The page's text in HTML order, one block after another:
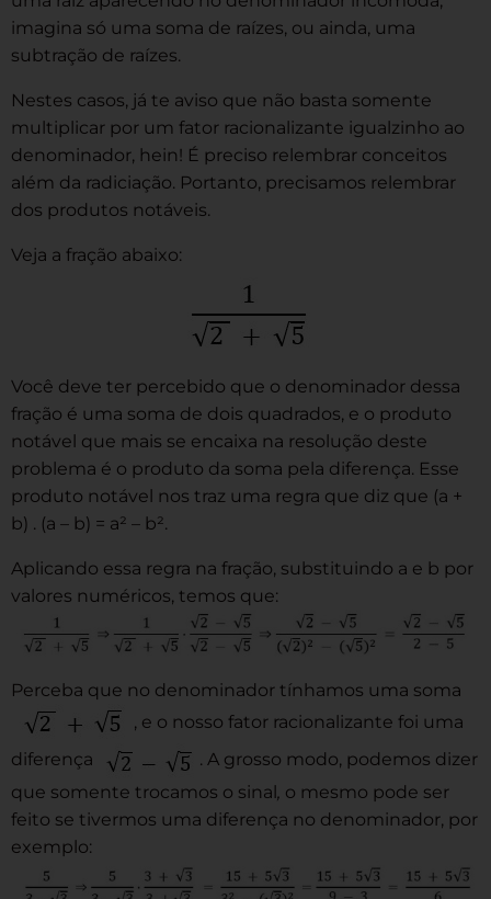
imagina só uma soma de raízes, ou ainda, uma
subtração de raízes.
Nestes casos, já te aviso que não basta somente
multiplicar por um fator racionalizante igualzinho ao
denominador, hein! É preciso relembrar conceitos
além da radiciação. Portanto, precisamos relembrar
dos produtos notáveis.
Veja a fração abaixo:
Você deve ter percebido que o denominador dessa
fração é uma soma de dois quadrados, e o produto
notável que mais se encaixa na resolução deste
problema é o produto da soma pela diferença. Esse
produto notável nos traz uma regra que diz que (a +
b) . (a – b) = a² – b².
Aplicando essa regra na fração, substituindo a e b por
valores numéricos, temos que:
Perceba que no denominador tínhamos uma soma
, e o nosso fator racionalizante foi uma
diferença
. A grosso modo, podemos dizer
que somente trocamos o sinal , o mesmo pode ser
feito se tivermos uma diferença no denominador, por
exemplo: